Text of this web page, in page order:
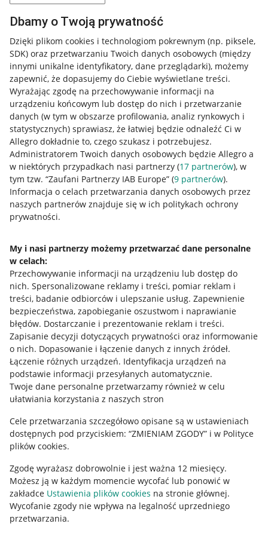
Dbamy o Twoją prywatność
Dzięki plikom cookies i technologiom pokrewnym (np. piksele,
SDK) oraz przetwarzaniu Twoich danych osobowych (między
innymi unikalne identyfikatory, dane przeglądarki), możemy
zapewnić, że dopasujemy do Ciebie wyświetlane treści.
Wyrażając zgodę na przechowywanie informacji na
urządzeniu końcowym lub dostęp do nich i przetwarzanie
danych (w tym w obszarze profilowania, analiz rynkowych i
statystycznych) sprawiasz, że łatwiej będzie odnaleźć Ci w
Allegro dokładnie to, czego szukasz i potrzebujesz.
Administratorem Twoich danych osobowych będzie Allegro a
w niektórych przypadkach nasi partnerzy (17 partnerów), w
tym tzw. “Zaufani Partnerzy IAB Europe” (9 partnerów).
Informacja o celach przetwarzania danych osobowych przez
naszych partnerów znajduje się w ich politykach ochrony
prywatności.
My i nasi partnerzy możemy przetwarzać dane personalne
w celach:
Przechowywanie informacji na urządzeniu lub dostęp do
nich. Spersonalizowane reklamy i treści, pomiar reklam i
treści, badanie odbiorców i ulepszanie usług. Zapewnienie
bezpieczeństwa, zapobieganie oszustwom i naprawianie
błędów. Dostarczanie i prezentowanie reklam i treści.
Zapisanie decyzji dotyczących prywatności oraz informowanie
o nich. Dopasowanie i łączenie danych z innych źródeł.
Łączenie różnych urządzeń. Identyfikacja urządzeń na
podstawie informacji przesyłanych automatycznie.
Twoje dane personalne przetwarzamy również w celu
ułatwiania korzystania z naszych stron
Cele przetwarzania szczegółowo opisane są w ustawieniach
dostępnych pod przyciskiem: “ZMIENIAM ZGODY” i w Polityce
plików cookies.
Zgodę wyrażasz dobrowolnie i jest ważna 12 miesięcy.
Możesz ją w każdym momencie wycofać lub ponowić w
zakładce Ustawienia plików cookies na stronie głównej.
Wycofanie zgody nie wpływa na legalność uprzedniego
przetwarzania.
Przydatne informacje
Napisz do nas
Allegro Gadane dla sprzedających
Allegro Gadane dla kupujących
Mapa miejscowości
Informacje prawne
Regulamin
Polityka plików "cookies"
Ustawienia plików "cookies"
Informacje dla Aktu o Usługach Cyfrowych
Pobierz aplikację
Korzystanie z serwisu oznacza akceptacjęregulaminu.